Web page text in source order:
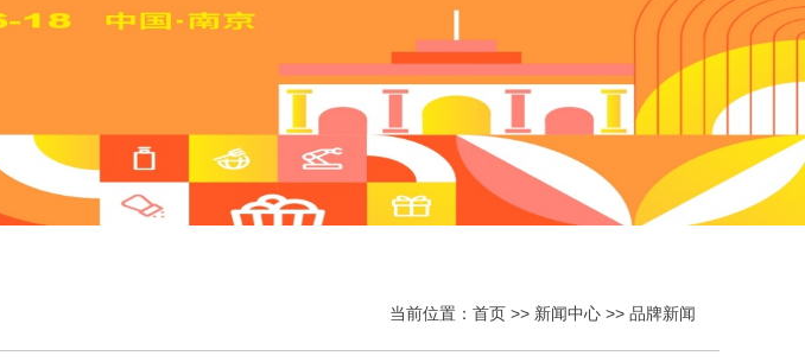
当前位置： 首页 >> 新闻中心 >> 品牌新闻